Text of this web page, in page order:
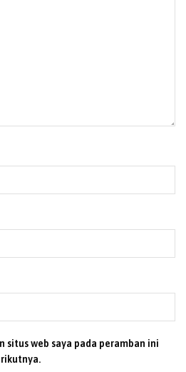
situs web saya pada peramban ini